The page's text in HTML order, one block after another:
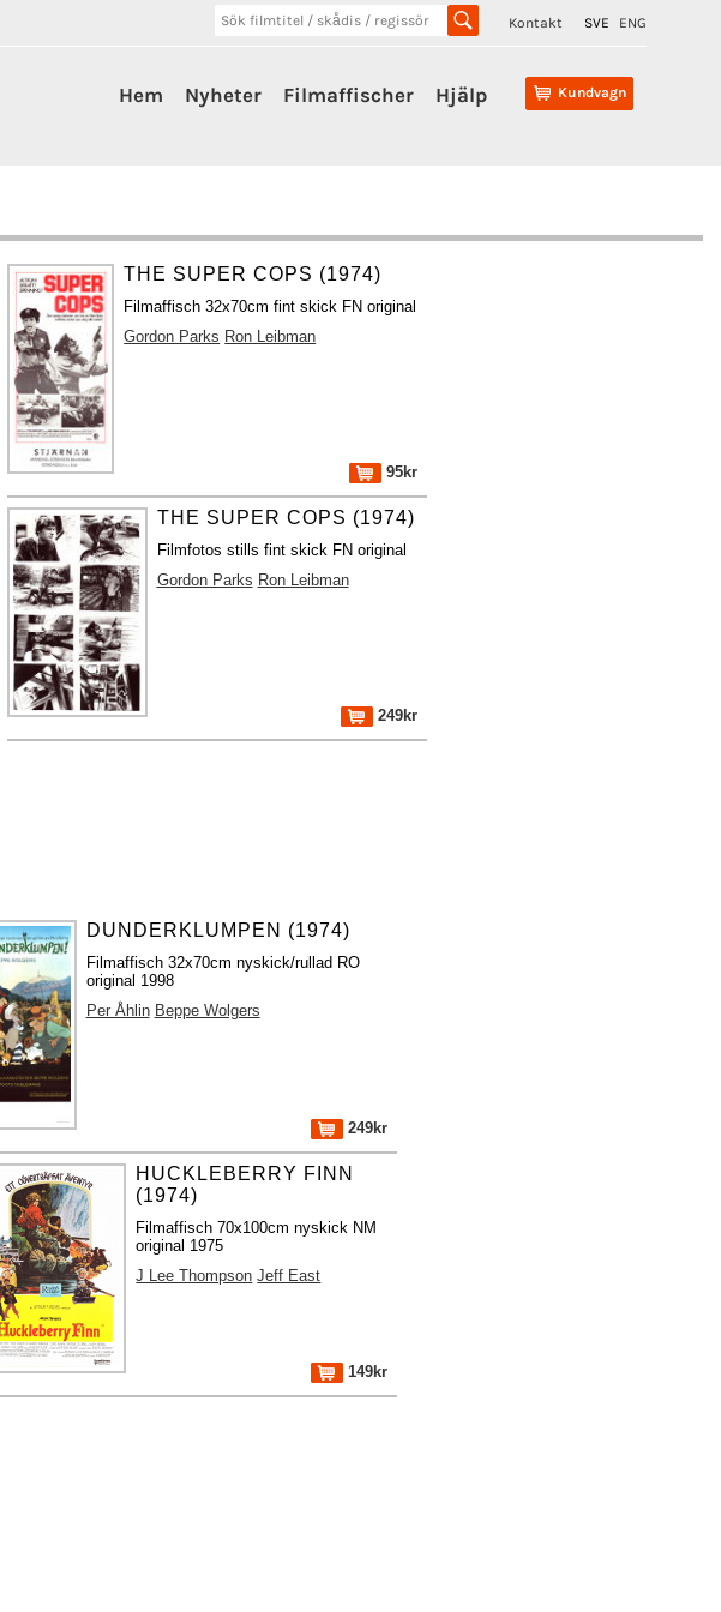
Kontakt SVE ENG
Kundvagn
Hem Nyheter Filmaffischer Hjälp
THE SUPER COPS (1974)
Filmaffisch 32x70cm fint skick FN original
Gordon Parks Ron Leibman
95kr
THE SUPER COPS (1974)
Filmfotos stills fint skick FN original
Gordon Parks Ron Leibman
249kr
DUNDERKLUMPEN (1974)
Filmaffisch 32x70cm nyskick/rullad RO
original 1998
Per Åhlin Beppe Wolgers
249kr
HUCKLEBERRY FINN
(1974)
Filmaffisch 70x100cm nyskick NM
original 1975
J Lee Thompson Jeff East
149kr